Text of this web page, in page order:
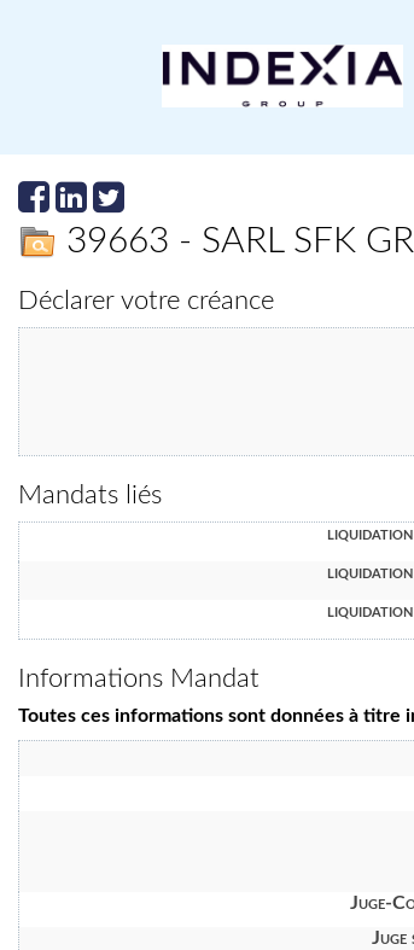
39663 - SARL SFK
Déclarer votre créance
Mandats liés
Informations Mandat
Toutes ces informations sont données à titre
Juge-
Juge